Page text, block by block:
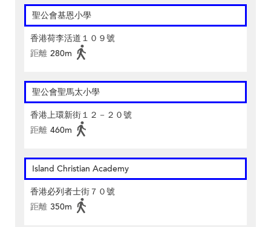
聖公會基恩小學
香港荷李活道１０９號
距離 280m
聖公會聖馬太小學
香港上環新街１２－２０號
距離 460m
Island Christian Academy
香港必列者士街７０號
距離 350m